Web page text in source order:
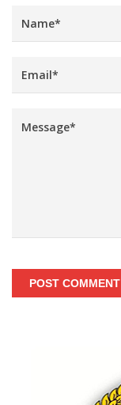
POST COMMENT